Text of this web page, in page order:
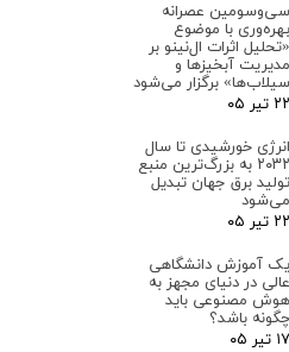
سی‌وسومین عصرانه
بهره‌وری با موضوع
«تحلیل اثرات ال‌نینو بر
مدیریت آبخیزها و
سیلاب‌ها» برگزار می‌شود
۲۲ تیر ۰۵
انرژی خورشیدی تا سال
۲۰۳۲ به بزرگ‌ترین منبع
تولید برق جهان تبدیل
می‌شود
۲۲ تیر ۰۵
یک آموزش دانشگاهی
عالی در دنیای مجهز به
هوش مصنوعی باید
چگونه باشد؟
۱۷ تیر ۰۵